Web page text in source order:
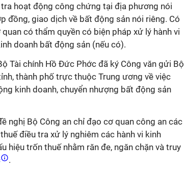
hoạt động công chứng tại địa phương nói
đồng, giao dịch về bất động sản nói riêng. Có
có thẩm quyền có biện pháp xử lý hành vi
doanh bất động sản (nếu có).
Tài chính Hồ Đức Phớc đã ký Công văn gửi Bộ
thành phố trực thuộc Trung ương về việc
kinh doanh, chuyển nhượng bất động sản
nghị Bộ Công an chỉ đạo cơ quan công an các
điều tra xử lý nghiêm các hành vi kinh
hiệu trốn thuế nhằm răn đe, ngăn chặn và truy
.